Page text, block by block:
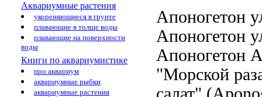
Аквариумные растения
укореняющиеся в грунте
плавающие в толще воды
плавающие на поверхности
воды
Книги по аквариумистике
про аквариум
аквариумные рыбки
аквариумные растения
Апоногетон
Апоногетон
Апоногетон
"Морской